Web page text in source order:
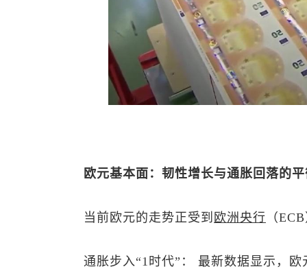
欧元基本面：韧性增长与通胀回落的
当前欧元的走势正受到 欧洲央行 （
通胀步入“1时代”： 最新数据显示，